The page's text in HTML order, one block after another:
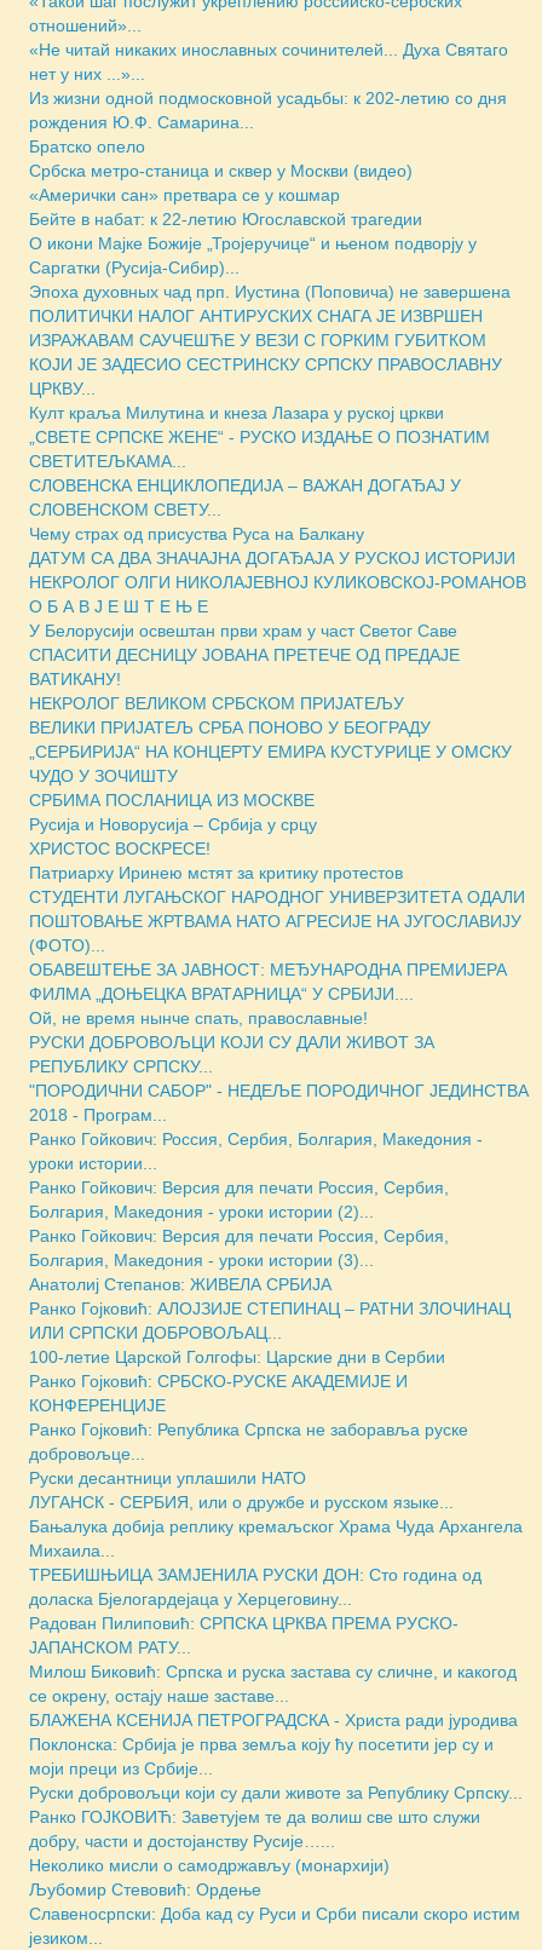
отношений»...
«Не читай никаких инославных сочинителей... Духа Святаго
нет у них ...»...
Из жизни одной подмосковной усадьбы: к 202-летию со дня
рождения Ю.Ф. Самарина...
Братско опело
Србска метро-станица и сквер у Москви (видео)
«Амерички сан» претвара се у кошмар
Бейте в набат: к 22-летию Югославской трагедии
О икони Мајке Божије „Тројеручице“ и њеном подворју у
Саргатки (Русија-Сибир)...
Эпоха духовных чад прп. Иустина (Поповича) не завершена
ПОЛИТИЧКИ НАЛОГ АНТИРУСКИХ СНАГА ЈЕ ИЗВРШЕН
ИЗРАЖАВАМ САУЧЕШЋЕ У ВЕЗИ С ГОРКИМ ГУБИТКОМ
КОЈИ ЈЕ ЗАДЕСИО СЕСТРИНСКУ СРПСКУ ПРАВОСЛАВНУ
ЦРКВУ...
Култ краља Милутина и кнеза Лазара у руској цркви
„СВЕТЕ СРПСКЕ ЖЕНЕ“ - РУСКО ИЗДАЊЕ О ПОЗНАТИМ
СВЕТИТЕЉКАМА...
СЛОВЕНСКА ЕНЦИКЛОПЕДИЈА – ВАЖАН ДОГАЂАЈ У
СЛОВЕНСКОМ СВЕТУ...
Чему страх од присуства Руса на Балкану
ДАТУМ СА ДВА ЗНАЧАЈНА ДОГАЂАЈА У РУСКОЈ ИСТОРИЈИ
НЕКРОЛОГ ОЛГИ НИКОЛАЈЕВНОЈ КУЛИКОВСКОЈ-РОМАНОВ
О Б А В Ј Е Ш Т Е Њ Е
У Белорусији освештан први храм у част Светог Саве
СПАСИТИ ДЕСНИЦУ ЈОВАНА ПРЕТЕЧЕ ОД ПРЕДАЈЕ
ВАТИКАНУ!
НЕКРОЛОГ ВЕЛИКОМ СРБСКОМ ПРИЈАТЕЉУ
ВЕЛИКИ ПРИЈАТЕЉ СРБА ПОНОВО У БЕОГРАДУ
„СЕРБИРИЈА“ НА КОНЦЕРТУ ЕМИРА КУСТУРИЦЕ У ОМСКУ
ЧУДО У ЗОЧИШТУ
СРБИМА ПОСЛАНИЦА ИЗ МОСКВЕ
Русија и Новорусија – Србија у срцу
ХРИСТОС ВОСКРЕСЕ!
Патриарху Иринею мстят за критику протестов
СТУДЕНТИ ЛУГАЊСКОГ НАРОДНОГ УНИВЕРЗИТЕТА ОДАЛИ
ПОШТОВАЊЕ ЖРТВАМА НАТО АГРЕСИЈЕ НА ЈУГОСЛАВИЈУ
(ФОТО)...
ОБАВЕШТЕЊЕ ЗА ЈАВНОСТ: МЕЂУНАРОДНА ПРЕМИЈЕРА
ФИЛМА „ДОЊЕЦКА ВРАТАРНИЦА“ У СРБИЈИ....
Ой, не время нынче спать, православные!
РУСКИ ДОБРОВОЉЦИ КОЈИ СУ ДАЛИ ЖИВОТ ЗА
РЕПУБЛИКУ СРПСКУ...
"ПОРОДИЧНИ САБОР" - НЕДЕЉE ПОРОДИЧНОГ ЈЕДИНСТВА
2018 - Програм...
Ранко Гойкович: Россия, Сербия, Болгария, Македония -
уроки истории...
Ранко Гойкович: Версия для печати Россия, Сербия,
Болгария, Македония - уроки истории (2)...
Ранко Гойкович: Версия для печати Россия, Сербия,
Болгария, Македония - уроки истории (3)...
Анатолиј Степанов: ЖИВЕЛА СРБИЈА
Ранко Гојковић: АЛОЈЗИЈЕ СТЕПИНАЦ – РАТНИ ЗЛОЧИНАЦ
ИЛИ СРПСКИ ДОБРОВОЉАЦ...
100-летие Царской Голгофы: Царские дни в Сербии
Ранко Гојковић: СРБСКО-РУСКЕ АКАДЕМИЈЕ И
КОНФЕРЕНЦИЈЕ
Ранко Гојковић: Република Српска не заборавља руске
добровољце...
Руски десантници уплашили НАТО
ЛУГАНСК - СЕРБИЯ, или о дружбе и русском языке...
Бањалука добија реплику кремаљског Храма Чуда Архангела
Михаила...
ТРЕБИШЊИЦА ЗАМЈЕНИЛА РУСКИ ДОН: Сто година од
доласка Бјелогардејаца у Херцеговину...
Радован Пилиповић: СРПСКА ЦРКВА ПРЕМА РУСКО-
ЈАПАНСКОМ РАТУ...
Милош Биковић: Српска и руска застава су сличне, и какогод
се окрену, остају наше заставе...
БЛАЖЕНА КСЕНИЈА ПЕТРОГРАДСКА - Христа ради јуродива
Поклонска: Србија је прва земља коју ћу посетити јер су и
моји преци из Србије...
Руски добровољци који су дали животе за Републику Српску...
Ранко ГОЈКОВИЋ: Заветујем те да волиш све што служи
добру, части и достојанству Русије…...
Неколико мисли о самодржављу (монархији)
Љубомир Стевовић: Ордење
Славеносрпски: Доба кад су Руси и Срби писали скоро истим
језиком...